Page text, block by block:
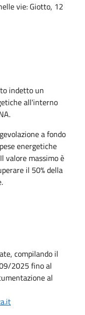
vie: Giotto, 12
indetto un
all'interno
a fondo
energetiche
valore massimo è
il 50% della
compilando il
2025 fino al
al